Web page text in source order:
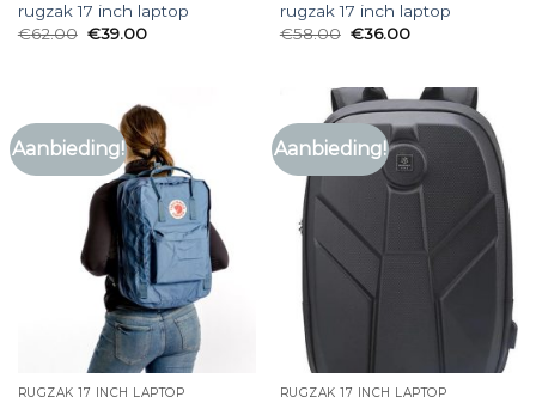
rugzak 17 inch laptop
€62.00 €39.00
rugzak 17 inch laptop
€58.00 €36.00
Aanbieding!
RUGZAK 17 INCH LAPTOP
Aanbieding!
RUGZAK 17 INCH LAPTOP